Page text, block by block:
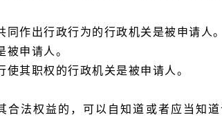
作出行政行为的行政机关是被申请人。
申请人。
其职权的行政机关是被申请人。
法权益的，可以自知道或者应当知